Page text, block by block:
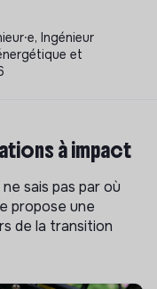
Ingénieur
et
à impact
sais pas par où
propose une
de la transition